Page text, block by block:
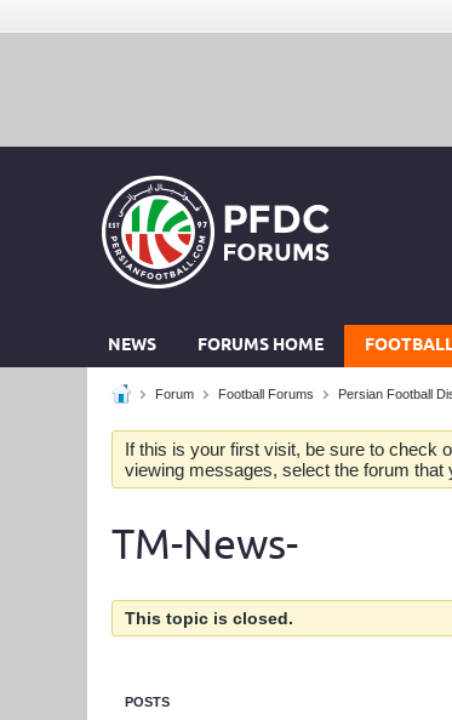
NEWS FORUMS HOME
Forum Football Forums Persian Football
If this is your first visit, be sure to check
viewing messages, select the forum that
TM-News-
This topic is closed.
POSTS